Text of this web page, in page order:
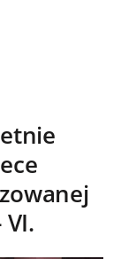
.